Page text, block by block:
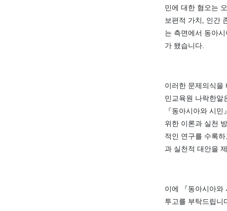
민에 대한 혐오는
보편적 가치 , 인간
는 측면에서 동아
가 됐습니다.
이러한 문제의식을
민교육원 나락한
『 동아시아와 시민
위한 이론과 실천
적인 연구를 수록
과 실천적 대안을
이에 『 동아시아와
투고를 부탁드립니